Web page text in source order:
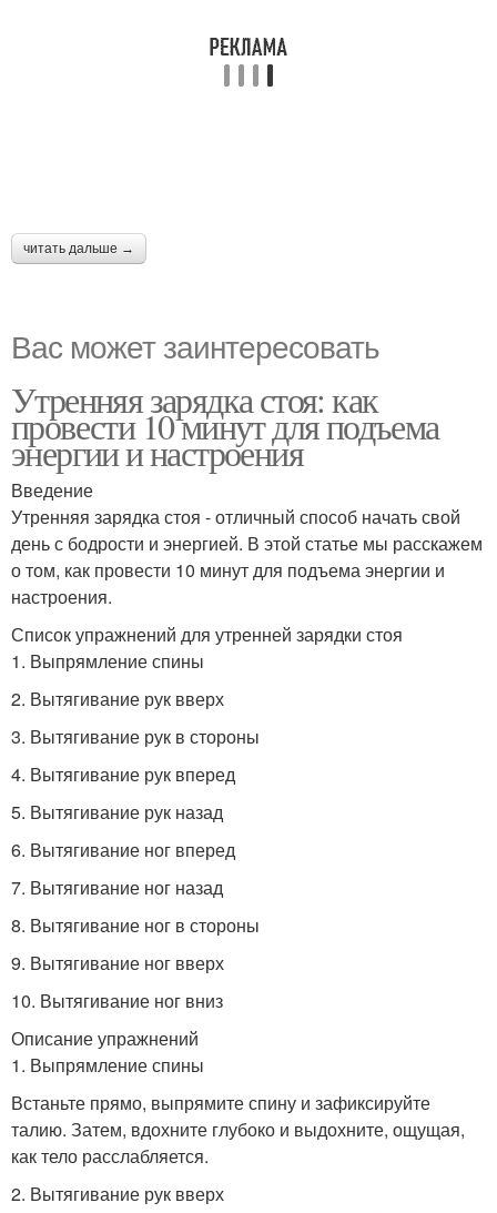
читать дальше →
Вас может заинтересовать
Утренняя зарядка стоя: как
провести 10 минут для подъема
энергии и настроения
Введение
Утренняя зарядка стоя - отличный способ начать свой
день с бодрости и энергией. В этой статье мы расскажем
о том, как провести 10 минут для подъема энергии и
настроения.
Список упражнений для утренней зарядки стоя
1. Выпрямление спины
2. Вытягивание рук вверх
3. Вытягивание рук в стороны
4. Вытягивание рук вперед
5. Вытягивание рук назад
6. Вытягивание ног вперед
7. Вытягивание ног назад
8. Вытягивание ног в стороны
9. Вытягивание ног вверх
10. Вытягивание ног вниз
Описание упражнений
1. Выпрямление спины
Встаньте прямо, выпрямите спину и зафиксируйте
талию. Затем, вдохните глубоко и выдохните, ощущая,
как тело расслабляется.
2. Вытягивание рук вверх